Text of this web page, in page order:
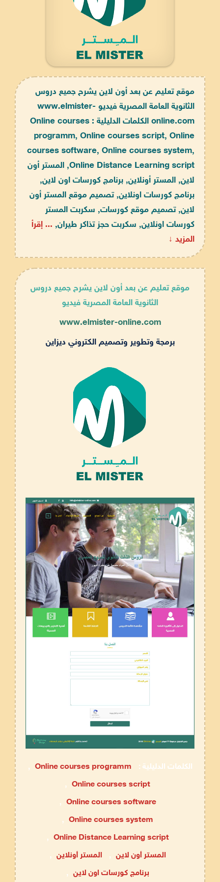
موقع تعليم عن بعد أون لاين يشرح جميع دروس
الثانوية العامة المصرية فيديو www.elmister-
online.com الكلمات الدليلية : Online courses
programm, Online courses script, Online
courses software, Online courses system,
Online Distance Learning script, المستر أون
لاين, المستر أونلاين, برنامج كورسات اون لاين,
برنامج كورسات اونلاين, تصميم موقع المستر أون
لاين, تصميم موقع كورسات, سكربت المستر
كورسات اونلاين, سكربت حجز تذاكر طيران, ... إقرأ
المزيد ↓
موقع تعليم عن بعد أون لاين يشرح جميع دروس
الثانوية العامة المصرية فيديو
www.elmister-online.com
برمجة وتطوير وتصميم الكتروني ديزاين
الكلمات الدليلية : Online courses programm
,
Online courses script
,
Online courses software
,
Online courses system
,
Online Distance Learning script
,
المستر أون لاين , المستر أونلاين ,
برنامج كورسات اون لاين ,